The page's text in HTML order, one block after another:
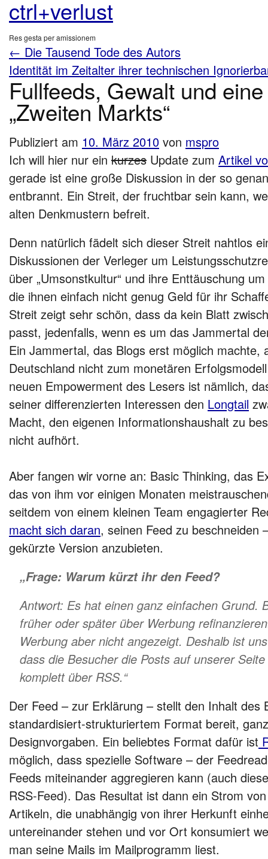
ctrl+verlust
Res gesta per amissionem
← Die Tausend Tode des Autors
Identität im Zeitalter ihrer technischen
Fullfeeds, Gewalt und
„Zweiten Markts“
Publiziert am 10. März 2010 von mspro
Ich will hier nur ein kurzes Update zum Artikel
gerade ist eine große Diskussion in der so
entbrannt. Ein Streit, der fruchtbar sein kann,
alten Denkmustern befreit.
Denn natürlich fädelt sich dieser Streit nahtlos
Diskussionen der Verleger um
über „Umsonstkultur“ und ihre Enttäuschung
die ihnen einfach nicht genug Geld für ihr
Streit zeigt sehr schön, dass da kein Blatt
passt, jedenfalls, wenn es um das Jammertal
Ein Jammertal, das Blogs erst möglich machte,
Deutschland nicht zum monetären
neuen Empowerment des Lesers ist nämlich,
seiner differenzierten Interessen den Longtail
Macht, den eigenen Informationshaushalt zu
nicht aufhört.
Aber fangen wir vorne an: Basic Thinking, das
das von ihm vor einigen Monaten
seitdem von einem kleinen Team engagierter
macht sich daran, seinen Feed zu beschneiden
gekürzte Version anzubieten.
„Frage: Warum kürzt ihr den Feed?
Antwort: Es hat einen ganz einfachen Grund.
früher oder später über Werbung
Werbung aber nicht angezeigt. Deshalb ist
dass die Besucher die Posts auf unserer
komplett über RSS.“
Der Feed – zur Erklärung – stellt den Inhalt des
standardisiert-strukturiertem Format bereit,
Designvorgaben. Ein beliebtes Format dafür ist
möglich, dass spezielle Software – der
Feeds miteinander aggregieren kann (auch
RSS-Feed). Das Resultat ist dann ein Strom
Artikeln, die unabhängig von ihrer Herkunft
untereinander stehen und vor Ort konsumiert
man seine Mails im Mailprogramm liest.